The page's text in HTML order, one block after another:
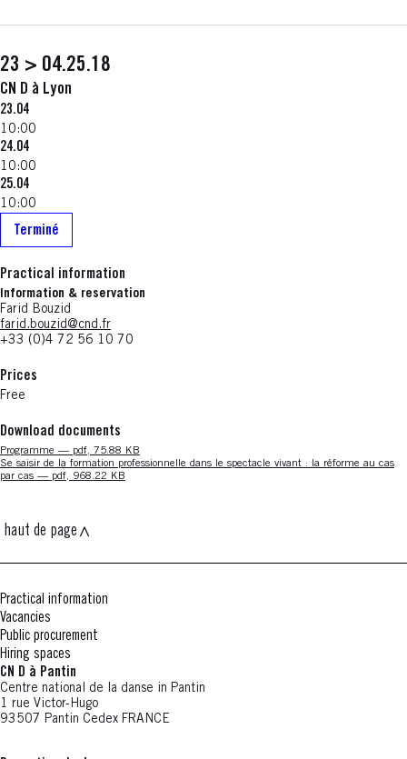
23 > 04.25.18
CN D à Lyon
23.04
10:00
24.04
10:00
25.04
10:00
Terminé
Practical information
Information & reservation
Farid Bouzid
farid.bouzid@cnd.fr
+33 (0)4 72 56 10 70
Prices
Free
Download documents
Nouvelle fenêtre
Programme — pdf, 75.88 KB
Nouvelle fenêtre
Se saisir de la formation professionnelle dans le spectacle vivant : la réforme au cas
par cas — pdf, 968.22 KB
haut de page
Practical information
Vacancies
Public procurement
Hiring spaces
CN D à Pantin
Centre national de la danse in Pantin
1 rue Victor-Hugo
93507 Pantin Cedex FRANCE